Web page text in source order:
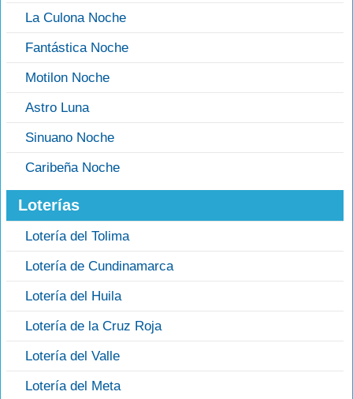
La Culona Noche
Fantástica Noche
Motilon Noche
Astro Luna
Sinuano Noche
Caribeña Noche
Loterías
Lotería del Tolima
Lotería de Cundinamarca
Lotería del Huila
Lotería de la Cruz Roja
Lotería del Valle
Lotería del Meta